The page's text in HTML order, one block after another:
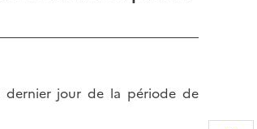
dernier jour de la période de